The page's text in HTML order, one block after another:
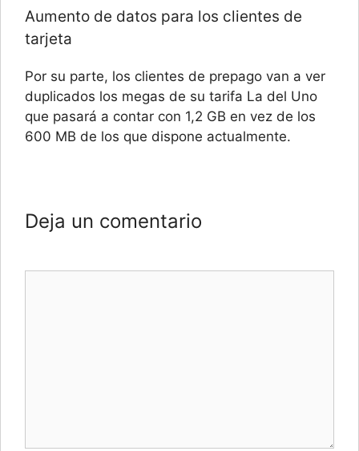
Aumento de datos para los clientes de
tarjeta
Por su parte, los clientes de prepago van a ver
duplicados los megas de su tarifa La del Uno
que pasará a contar con 1,2 GB en vez de los
600 MB de los que dispone actualmente.
Deja un comentario